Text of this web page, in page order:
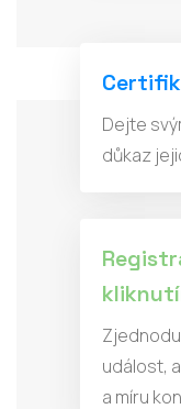
Dejte
důkaz
událost,
a míru